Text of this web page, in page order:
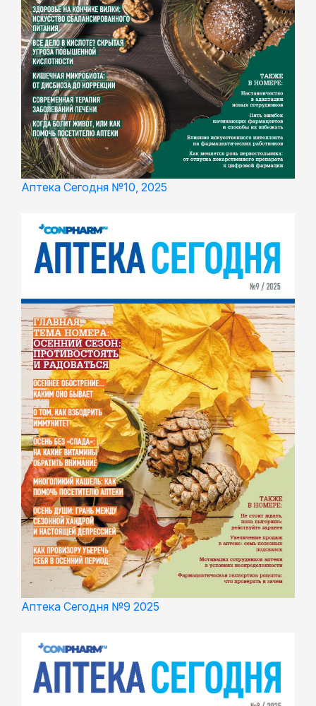
Аптека Сегодня №10, 2025
Аптека Сегодня №9 2025